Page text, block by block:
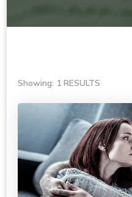
Showing: 1 RESULTS